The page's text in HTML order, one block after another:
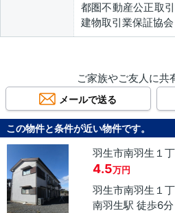
都圏不動産公正取
建物取引業保証協会
ご家族やご友人に共
メールで送る
この物件と条件が近い物件です。
羽生市南羽生１
4.5万円
羽生市南羽生 １
南羽生駅 徒歩6分